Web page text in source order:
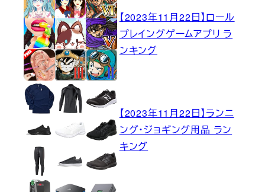
【2023年11月22日】ロール
プレイングゲームアプリ ラ
ンキング
【2023年11月22日】ランニ
ング・ジョギング用品 ラン
キング